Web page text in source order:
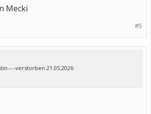
Mecki
#5
verstorben 21.05.2026